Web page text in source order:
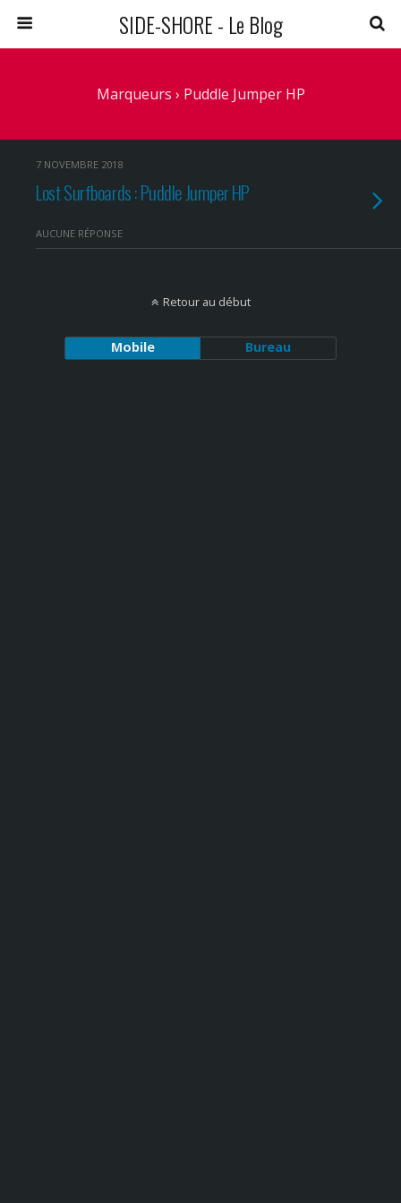
SIDE-SHORE - Le Blog
Marqueurs › Puddle Jumper HP
7 NOVEMBRE 2018
Lost Surfboards : Puddle Jumper HP
AUCUNE RÉPONSE
Retour au début
Mobile Bureau